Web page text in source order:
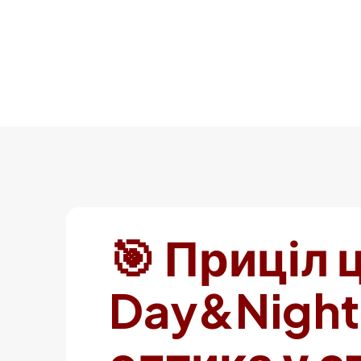
🎯 Приціл